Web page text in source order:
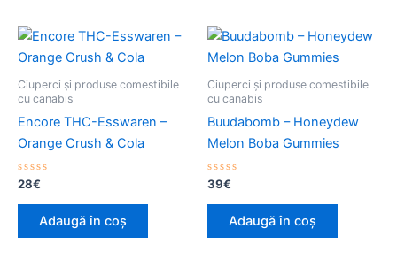
Ciuperci și produse comestibile
cu canabis
Encore THC-Esswaren –
Orange Crush & Cola
Evaluat
0
28€
Adaugă în coș
Ciuperci și produse comestibile
cu canabis
Buudabomb – Honeydew
Melon Boba Gummies
Evaluat
0
39€
Adaugă în coș